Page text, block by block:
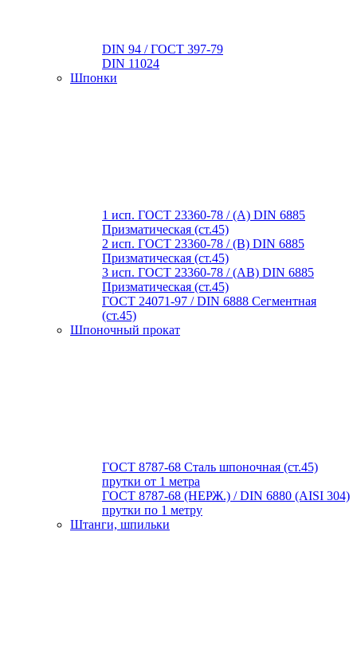
DIN 94 / ГОСТ 397-79
DIN 11024
Шпонки
1 исп. ГОСТ 23360-78 / (A) DIN 6885
Призматическая (ст.45)
2 исп. ГОСТ 23360-78 / (B) DIN 6885
Призматическая (ст.45)
3 исп. ГОСТ 23360-78 / (AB) DIN 6885
Призматическая (ст.45)
ГОСТ 24071-97 / DIN 6888 Сегментная
(ст.45)
Шпоночный прокат
ГОСТ 8787-68 Сталь шпоночная (ст.45)
прутки от 1 метра
ГОСТ 8787-68 (НЕРЖ.) / DIN 6880 (АISI 304)
прутки по 1 метру
Штанги, шпильки